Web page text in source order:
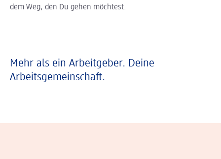
dem Weg, den Du gehen möchtest.
Mehr als ein Arbeitgeber. Deine
Arbeitsgemeinschaft.